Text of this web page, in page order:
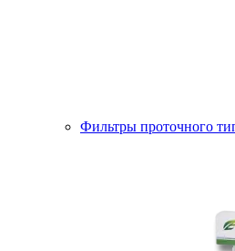
Фильтры проточного